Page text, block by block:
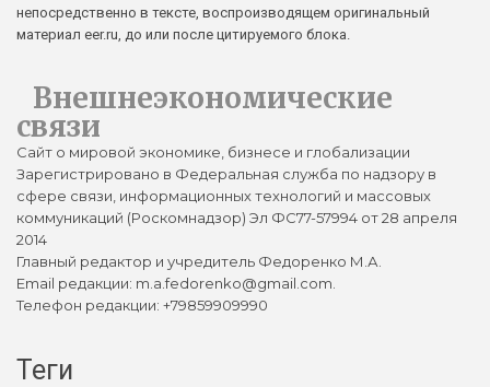
непосредственно в тексте, воспроизводящем оригинальный
материал eer.ru, до или после цитируемого блока.
Внешнеэкономические
связи
Сайт о мировой экономике, бизнесе и глобализации
Зарегистрировано в Федеральная служба по надзору в
сфере связи, информационных технологий и массовых
коммуникаций (Роскомнадзор) Эл ФС77-57994 от 28 апреля
2014
Главный редактор и учредитель Федоренко М.А.
Email редакции: m.a.fedorenko@gmail.com.
Телефон редакции: +79859909990
Теги